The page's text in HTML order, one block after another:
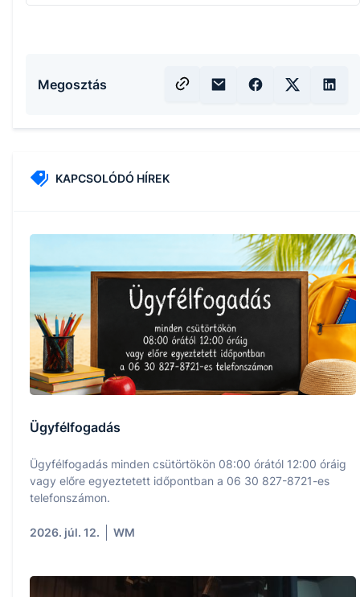
Megosztás
KAPCSOLÓDÓ HÍREK
Ügyfélfogadás
Ügyfélfogadás minden csütörtökön 08:00 órától 12:00 óráig
vagy előre egyeztetett időpontban a 06 30 827-8721-es
telefonszámon.
2026. júl. 12. WM